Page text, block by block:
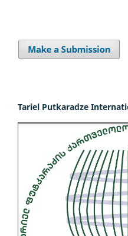
Tariel Putkaradze